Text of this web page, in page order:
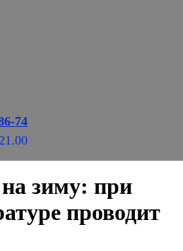
74
зиму: при
проводит